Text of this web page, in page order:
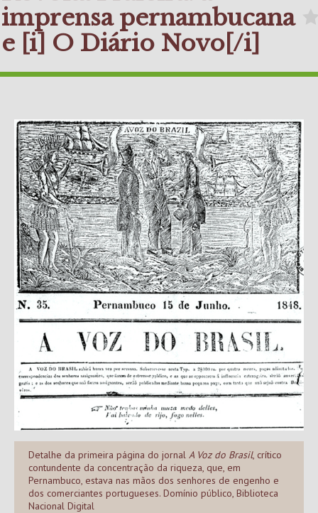
imprensa pernambucana
e [i] O Diário Novo[/i]
Detalhe da primeira página do jornal A Voz do Brasil, crítico
contundente da concentração da riqueza, que, em
Pernambuco, estava nas mãos dos senhores de engenho e
dos comerciantes portugueses. Domínio público, Biblioteca
Nacional Digital